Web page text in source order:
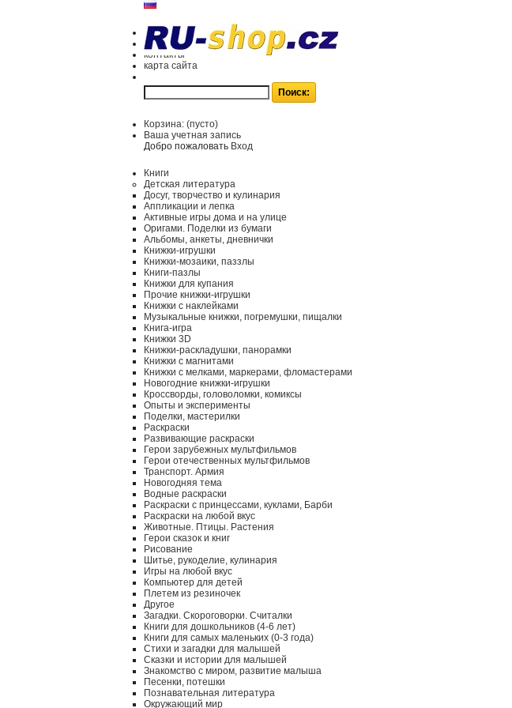
контакты
карта сайта
Корзина: (пусто)
Ваша учетная запись
Добро пожаловать Вход
Книги
Детская литература
Досуг, творчество и кулинария
Аппликации и лепка
Активные игры дома и на улице
Оригами. Поделки из бумаги
Альбомы, анкеты, дневнички
Книжки-игрушки
Книжки-мозаики, паззлы
Книги-пазлы
Книжки для купания
Прочие книжки-игрушки
Книжки с наклейками
Музыкальные книжки, погремушки, пищалки
Книга-игра
Книжки 3D
Книжки-раскладушки, панорамки
Книжки с магнитами
Книжки с мелками, маркерами, фломастерами
Новогодние книжки-игрушки
Кроссворды, головоломки, комиксы
Опыты и эксперименты
Поделки, мастерилки
Раскраски
Развивающие раскраски
Герои зарубежных мультфильмов
Герои отечественных мультфильмов
Транспорт. Армия
Новогодняя тема
Водные раскраски
Раскраски с принцессами, куклами, Барби
Раскраски на любой вкус
Животные. Птицы. Растения
Герои сказок и книг
Рисование
Шитье, рукоделие, кулинария
Игры на любой вкус
Компьютер для детей
Плетем из резиночек
Другое
Загадки. Скороговорки. Считалки
Книги для дошкольников (4-6 лет)
Книги для самых маленьких (0-3 года)
Стихи и загадки для малышей
Сказки и истории для малышей
Знакомство с миром, развитие малыша
Песенки, потешки
Познавательная литература
Окружающий мир